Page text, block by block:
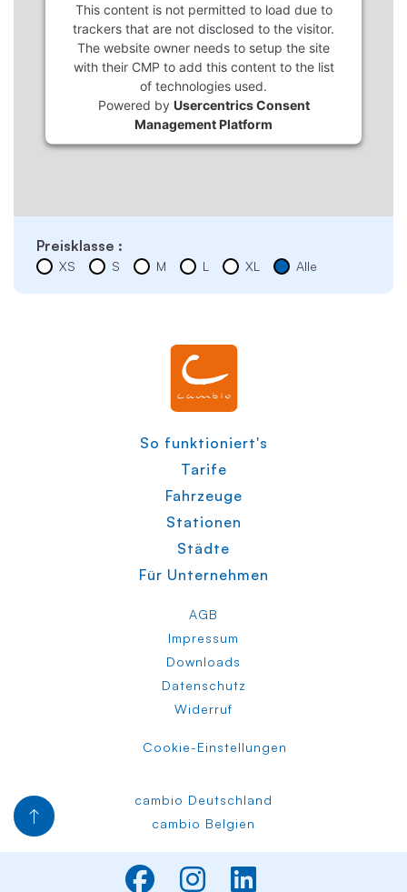
This content is not permitted to load due to
trackers that are not disclosed to the visitor.
The website owner needs to setup the site
with their CMP to add this content to the list
of technologies used.
Powered by Usercentrics Consent
Management Platform
Preisklasse :
XS S M L XL Alle
So funktioniert's
Tarife
Fahrzeuge
Stationen
Städte
Für Unternehmen
AGB
Impressum
Downloads
Datenschutz
Widerruf
Cookie-Einstellungen
cambio Deutschland
cambio Belgien